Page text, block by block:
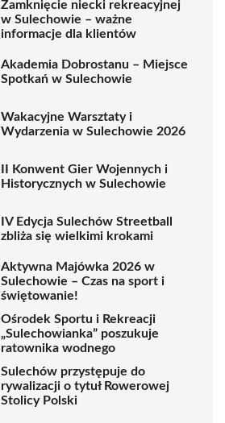
Zamknięcie niecki rekreacyjnej
w Sulechowie – ważne
informacje dla klientów
Akademia Dobrostanu – Miejsce
Spotkań w Sulechowie
Wakacyjne Warsztaty i
Wydarzenia w Sulechowie 2026
II Konwent Gier Wojennych i
Historycznych w Sulechowie
IV Edycja Sulechów Streetball
zbliża się wielkimi krokami
Aktywna Majówka 2026 w
Sulechowie – Czas na sport i
świętowanie!
Ośrodek Sportu i Rekreacji
„Sulechowianka” poszukuje
ratownika wodnego
Sulechów przystępuje do
rywalizacji o tytuł Rowerowej
Stolicy Polski